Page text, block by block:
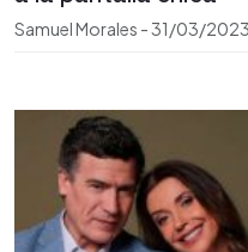
Samuel Morales -31/03/2023